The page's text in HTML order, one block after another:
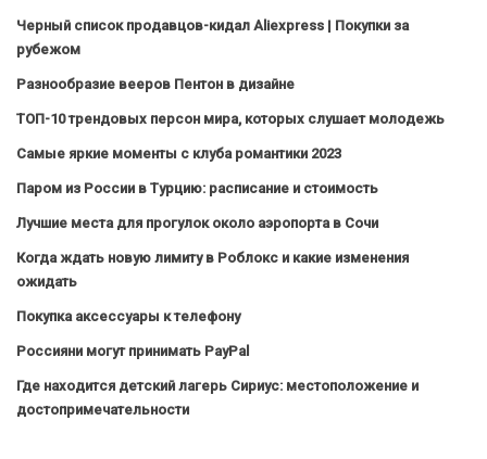
Черный список продавцов-кидал Aliexpress | Покупки за
рубежом
Разнообразие вееров Пентон в дизайне
ТОП-10 трендовых персон мира, которых слушает молодежь
Самые яркие моменты с клуба романтики 2023
Паром из России в Турцию: расписание и стоимость
Лучшие места для прогулок около аэропорта в Сочи
Когда ждать новую лимиту в Роблокс и какие изменения
ожидать
Покупка аксессуары к телефону
Россияни могут принимать PayPal
Где находится детский лагерь Сириус: местоположение и
достопримечательности